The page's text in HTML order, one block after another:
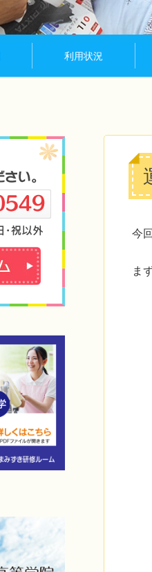
利用状況
今
ま